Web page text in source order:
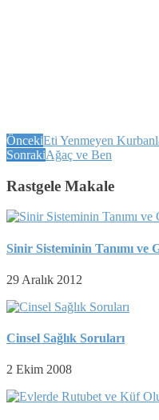
ÖncekiEti Yenmeyen
SonrakiAğaç ve Ben
Rastgele Makale
Sinir Sisteminin Tanımı ve
29 Aralık 2012
Cinsel Sağlık Soruları
2 Ekim 2008